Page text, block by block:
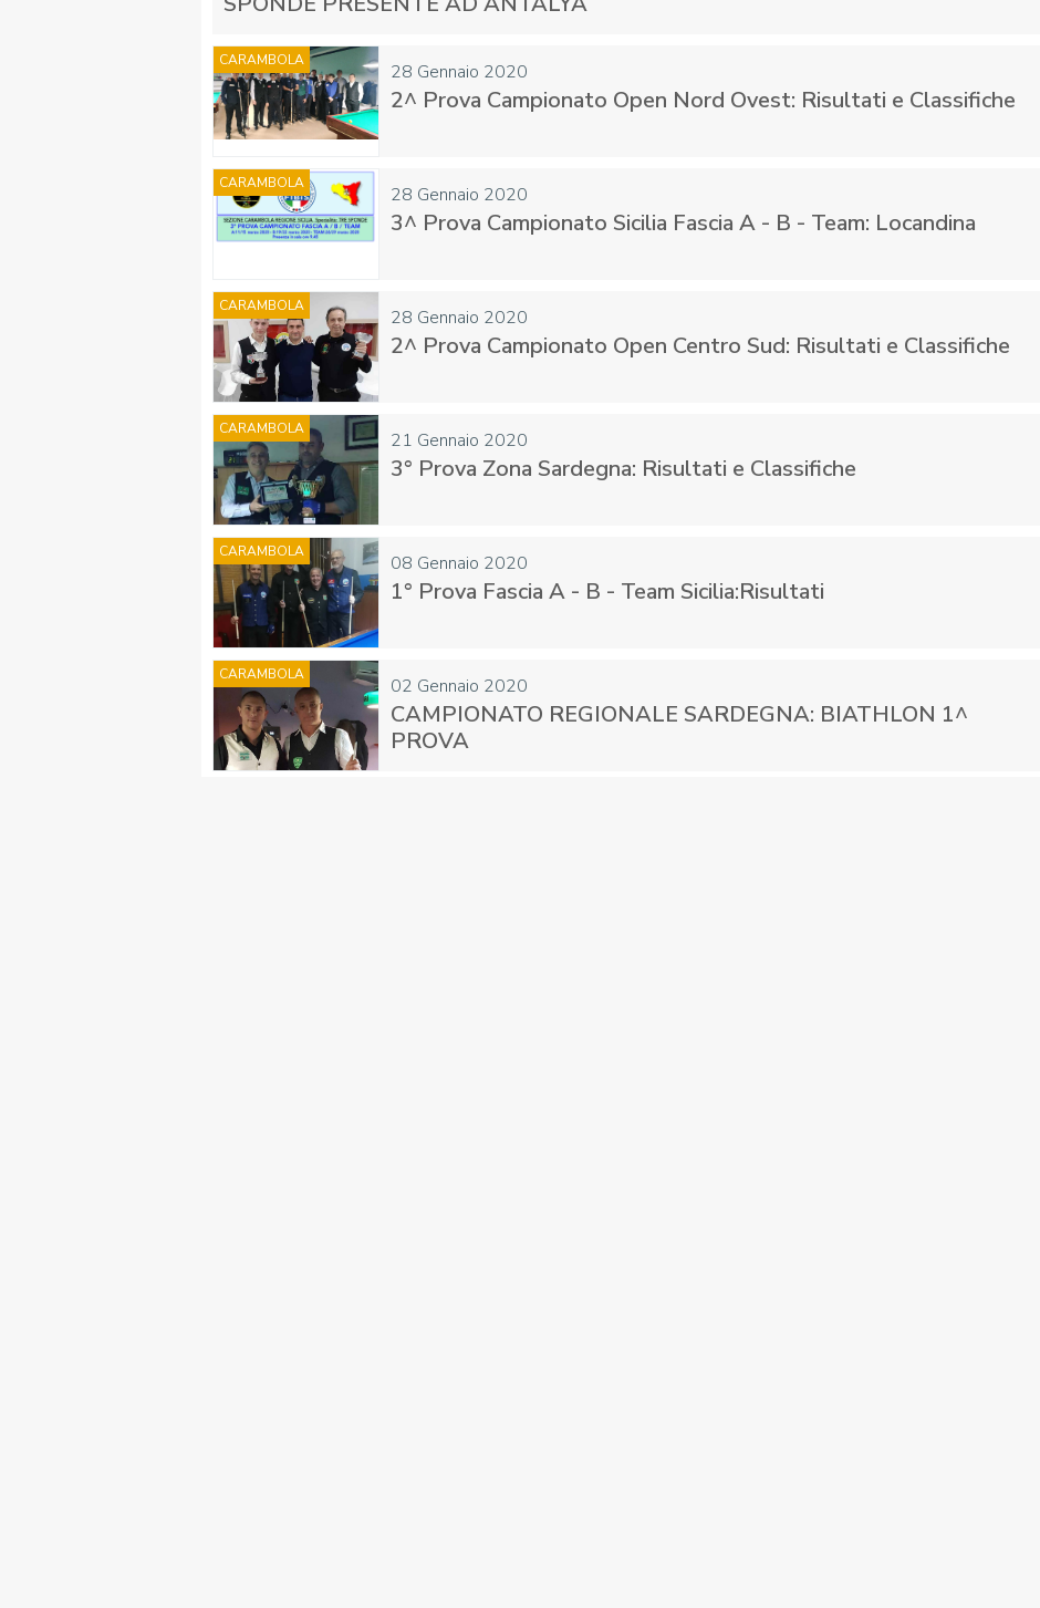
FIBISCUOLA-
JUNIORES
CENTRO STUDI E
Privacy Policy Cookie Policy Cerca Mappa del Sito Feed rss Iscriviti alla Newsletter Contatti
28 Gennaio 2020
CARAMBOLA
2^ Prova Campionato Open Nord Ovest: Risultati e Classifiche
28 Gennaio 2020
CARAMBOLA
3^ Prova Campionato Sicilia Fascia A - B - Team: Locandina
28 Gennaio 2020
CARAMBOLA
2^ Prova Campionato Open Centro Sud: Risultati e Classifiche
21 Gennaio 2020
CARAMBOLA
3° Prova Zona Sardegna: Risultati e Classifiche
08 Gennaio 2020
CARAMBOLA
1° Prova Fascia A - B - Team Sicilia:Risultati
02 Gennaio 2020
CARAMBOLA
CAMPIONATO REGIONALE SARDEGNA: BIATHLON 1^
PROVA